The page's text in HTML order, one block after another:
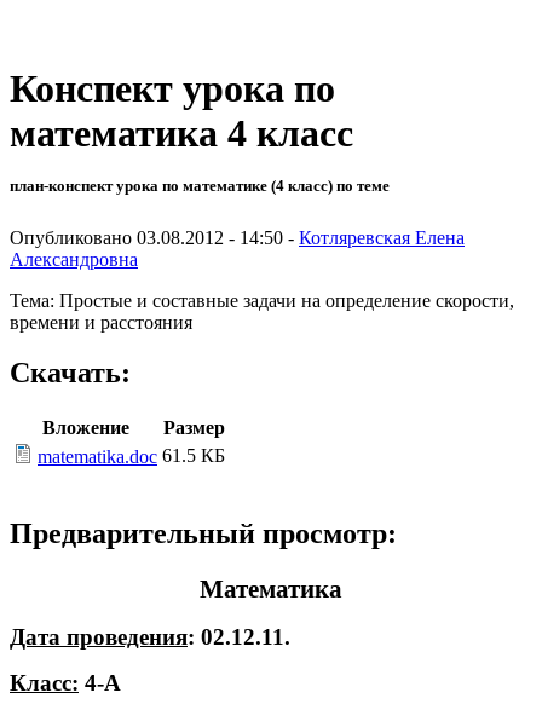
Конспект урока по
математика 4 класс
план-конспект урока по математике (4 класс) по теме
Опубликовано 03.08.2012 - 14:50 - Котляревская Елена
Александровна
Тема: Простые и составные задачи на определение скорости,
времени и расстояния
Скачать:
Вложение
Размер
matematika.doc 61.5 КБ
Предварительный просмотр:
Математика
Дата проведения: 02.12.11.
Класс: 4-А